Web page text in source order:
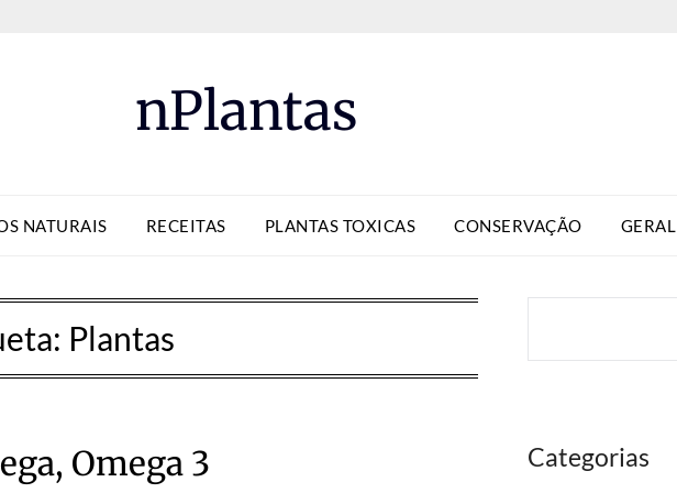
nPlantas
NATURAIS RECEITAS PLANTAS TOXICAS CONSERVAÇÃO GERAL
Plantas
Omega 3 Categorias